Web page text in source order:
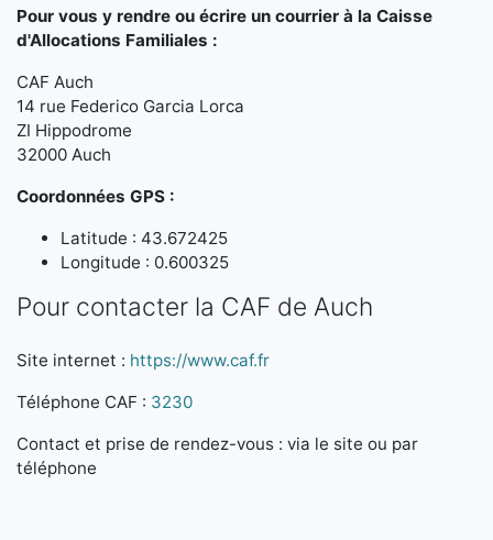
Pour vous y rendre ou écrire un courrier à la Caisse
d'Allocations Familiales :
CAF Auch
14 rue Federico Garcia Lorca
ZI Hippodrome
32000 Auch
Coordonnées GPS :
Latitude : 43.672425
Longitude : 0.600325
Pour contacter la CAF de Auch
Site internet : https://www.caf.fr
Téléphone CAF : 3230
Contact et prise de rendez-vous : via le site ou par
téléphone